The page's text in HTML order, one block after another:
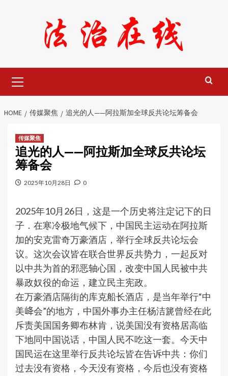
Menu
HOME 传媒聚焦 追光的人——阿拉斯加全球反共论坛筹备会
传媒聚焦
追光的人——阿拉斯加全球反共论坛
筹备会
2025年10月28日 0
2025年10月26日，这是一个历史将注定记下的日
子．在寒冷极地气候下，中国民主运动在阿拉斯
加的安克雷奇万豪酒店，举行全球反共论坛会
议。这次会议皆在联合世界反共势力，一起反对
以中共为首的邪恶轴心国，改变中国人民被中共
暴政奴役的命运，建立民主宪政。
在万豪酒店隔街的库克船长酒店，是当年举行“中
美𡶶会”的地方，中国外事办主任杨洁篪曾经在此
斥责美国国务卿布林肯，说美国没有资格居高临
下地同中国说话，中国人民不吃这一套。今天中
国民运在这里举行反共论坛皆在告诉中共：你们
过去没有资格，今天没有资格，今后也没有资格